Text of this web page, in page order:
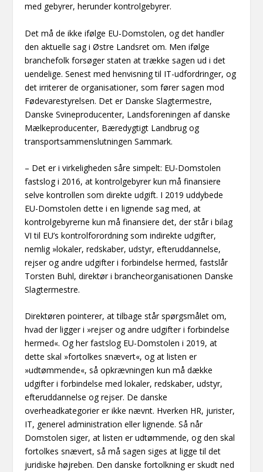
med gebyrer, herunder kontrolgebyrer.
Det må de ikke ifølge EU-Domstolen, og det handler
den aktuelle sag i Østre Landsret om. Men ifølge
branchefolk forsøger staten at trække sagen ud i det
uendelige. Senest med henvisning til IT-udfordringer, og
det irriterer de organisationer, som fører sagen mod
Fødevarestyrelsen. Det er Danske Slagtermestre,
Danske Svineproducenter, Landsforeningen af danske
Mælkeproducenter, Bæredygtigt Landbrug og
transportsammenslutningen Sammark.
– Det er i virkeligheden såre simpelt: EU-Domstolen
fastslog i 2016, at kontrolgebyrer kun må finansiere
selve kontrollen som direkte udgift. I 2019 uddybede
EU-Domstolen dette i en lignende sag med, at
kontrolgebyrerne kun må finansiere det, der står i bilag
VI til EU’s kontrolforordning som indirekte udgifter,
nemlig »lokaler, redskaber, udstyr, efteruddannelse,
rejser og andre udgifter i forbindelse hermed, fastslår
Torsten Buhl, direktør i brancheorganisationen Danske
Slagtermestre.
Direktøren pointerer, at tilbage står spørgsmålet om,
hvad der ligger i »rejser og andre udgifter i forbindelse
hermed«. Og her fastslog EU-Domstolen i 2019, at
dette skal »fortolkes snævert«, og at listen er
»udtømmende«, så opkrævningen kun må dække
udgifter i forbindelse med lokaler, redskaber, udstyr,
efteruddannelse og rejser. De danske
overheadkategorier er ikke nævnt. Hverken HR, jurister,
IT, generel administration eller lignende. Så når
Domstolen siger, at listen er udtømmende, og den skal
fortolkes snævert, så må sagen siges at ligge til det
juridiske højreben. Den danske fortolkning er skudt ned